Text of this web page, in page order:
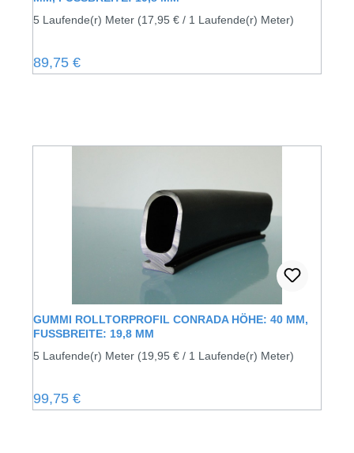
5 Laufende(r) Meter (17,95 € / 1 Laufende(r) Meter)
Regulärer Preis:
89,75 €
GUMMI ROLLTORPROFIL CONRADA HÖHE: 40 MM,
FUSSBREITE: 19,8 MM
5 Laufende(r) Meter (19,95 € / 1 Laufende(r) Meter)
Regulärer Preis:
99,75 €